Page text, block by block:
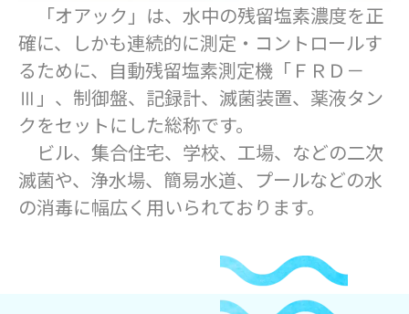
「オアック」は、水中の残留塩素濃度を正
確に、しかも連続的に測定・コントロールす
るために、自動残留塩素測定機「ＦＲＤ－
Ⅲ」、制御盤、記録計、滅菌装置、薬液タン
クをセットにした総称です。
ビル、集合住宅、学校、工場、などの二次
滅菌や、浄水場、簡易水道、プールなどの水
の消毒に幅広く用いられております。